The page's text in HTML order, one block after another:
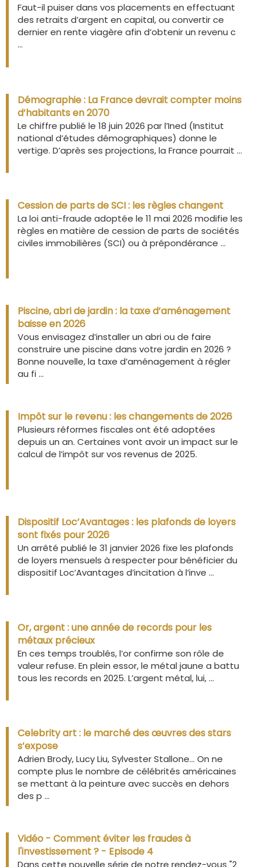
Faut-il puiser dans vos placements en effectuant
des retraits d’argent en capital, ou convertir ce
dernier en rente viagère afin d’obtenir un revenu c
...
Démographie : La France devrait compter moins
d’habitants en 2070
Le chiffre publié le 18 juin 2026 par l’Ined (Institut
national d’études démographiques) donne le
vertige. D’après ses projections, la France pourrait ...
Cession de parts de SCI : les règles changent
La loi anti-fraude adoptée le 11 mai 2026 modifie les
règles en matière de cession de parts de sociétés
civiles immobilières (SCI) ou à prépondérance ...
Piscine, abri de jardin : la taxe d’aménagement
baisse en 2026
Vous envisagez d’installer un abri ou de faire
construire une piscine dans votre jardin en 2026 ?
Bonne nouvelle, la taxe d’aménagement à régler
au fi ...
Impôt sur le revenu : les changements de 2026
Plusieurs réformes fiscales ont été adoptées
depuis un an. Certaines vont avoir un impact sur le
calcul de l’impôt sur vos revenus de 2025.
Dispositif Loc’Avantages : les plafonds de loyers
sont fixés pour 2026
Un arrêté publié le 31 janvier 2026 fixe les plafonds
de loyers mensuels à respecter pour bénéficier du
dispositif Loc’Avantages d’incitation à l’inve ...
Or, argent : une année de records pour les
métaux précieux
En ces temps troublés, l’or confirme son rôle de
valeur refuse. En plein essor, le métal jaune a battu
tous les records en 2025. L’argent métal, lui, ...
Celebrity art : le marché des œuvres des stars
s’expose
Adrien Brody, Lucy Liu, Sylvester Stallone… On ne
compte plus le nombre de célébrités américaines
se mettant à la peinture avec succès en dehors
des p ...
Vidéo - Comment éviter les fraudes à
l'investissement ? - Episode 4
Dans cette nouvelle série de notre rendez-vous "2